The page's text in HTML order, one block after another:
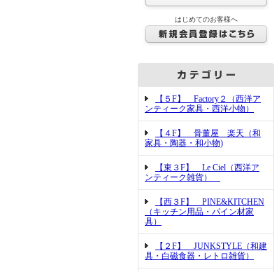
はじめてのお客様へ
【５F】 Factory２（西洋ア
ンティーク家具・西洋小物）
【４F】 骨董屋 楽天（和
家具・陶器・和小物)
【東３F】 Le Ciel（西洋ア
ンティーク雑貨）
【西３F】 PINE&KITCHEN
（キッチン用品・パイン材家
具）
【２F】 JUNKSTYLE（和建
具・白磁食器・レトロ雑貨）